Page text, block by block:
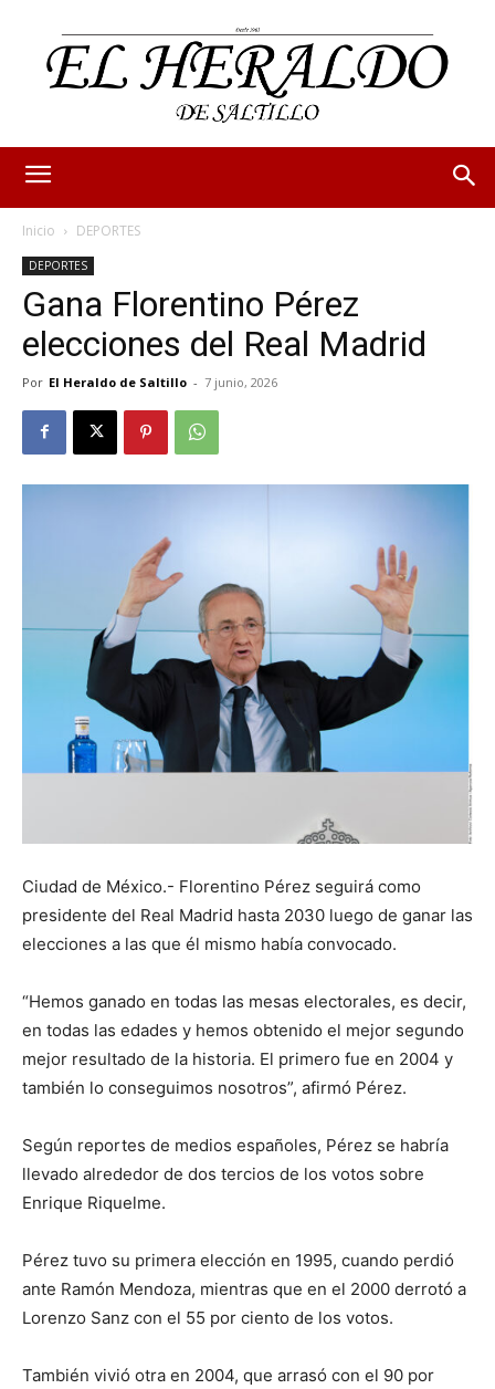
Inicio DEPORTES
DEPORTES
Gana Florentino Pérez
elecciones del Real Madrid
Por El Heraldo de Saltillo - 7 junio, 2026
Ciudad de México.- Florentino Pérez seguirá como
presidente del Real Madrid hasta 2030 luego de ganar las
elecciones a las que él mismo había convocado.
“Hemos ganado en todas las mesas electorales, es decir,
en todas las edades y hemos obtenido el mejor segundo
mejor resultado de la historia. El primero fue en 2004 y
también lo conseguimos nosotros”, afirmó Pérez.
Según reportes de medios españoles, Pérez se habría
llevado alrededor de dos tercios de los votos sobre
Enrique Riquelme.
Pérez tuvo su primera elección en 1995, cuando perdió
ante Ramón Mendoza, mientras que en el 2000 derrotó a
Lorenzo Sanz con el 55 por ciento de los votos.
También vivió otra en 2004, que arrasó con el 90 por